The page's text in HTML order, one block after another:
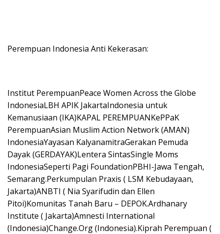
Perempuan Indonesia Anti Kekerasan:
Institut PerempuanPeace Women Across the Globe
IndonesiaLBH APIK JakartaIndonesia untuk
Kemanusiaan (IKA)KAPAL PEREMPUANKePPaK
PerempuanAsian Muslim Action Network (AMAN)
IndonesiaYayasan KalyanamitraGerakan Pemuda
Dayak (GERDAYAK)Lentera SintasSingle Moms
IndonesiaSeperti Pagi FoundationPBHI-Jawa Tengah,
Semarang.Perkumpulan Praxis ( LSM Kebudayaan,
Jakarta)ANBTI ( Nia Syarifudin dan Ellen
Pitoi)Komunitas Tanah Baru – DEPOK.Ardhanary
Institute ( Jakarta)Amnesti International
(Indonesia)Change.Org (Indonesia).Kiprah Perempuan (